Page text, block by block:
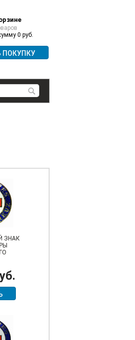
0 руб.
ЗНАК